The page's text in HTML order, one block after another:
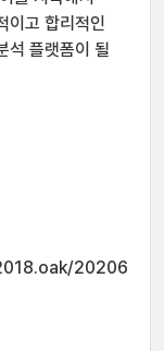
이고 합리적인
석 플랫폼이 될
20206